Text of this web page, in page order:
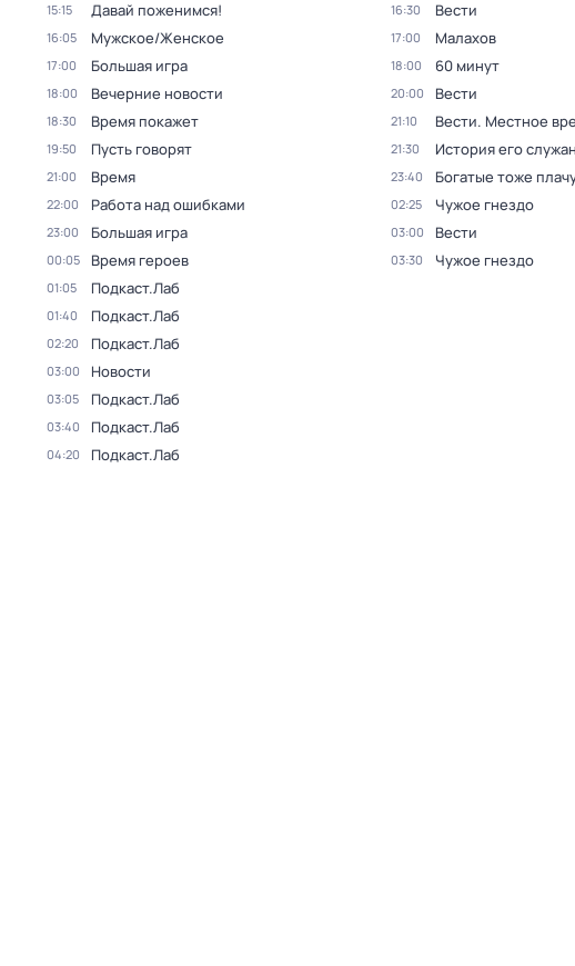
15:15 Давай поженимся!
16:05 Мужское/Женское
17:00 Большая игра
18:00 Вечерние новости
18:30 Время покажет
19:50 Пусть говорят
21:00 Время
22:00 Работа над ошибками
23:00 Большая игра
00:05 Время героев
01:05 Подкаст.Лаб
01:40 Подкаст.Лаб
02:20 Подкаст.Лаб
03:00 Новости
03:05 Подкаст.Лаб
03:40 Подкаст.Лаб
04:20 Подкаст.Лаб
16:30 Вести
17:00 Малахов
18:00 60 минут
20:00 Вести
21:10 Вести. Местное
21:30 История его
23:40 Богатые тоже
02:25 Чужое гнездо
03:00 Вести
03:30 Чужое гнездо